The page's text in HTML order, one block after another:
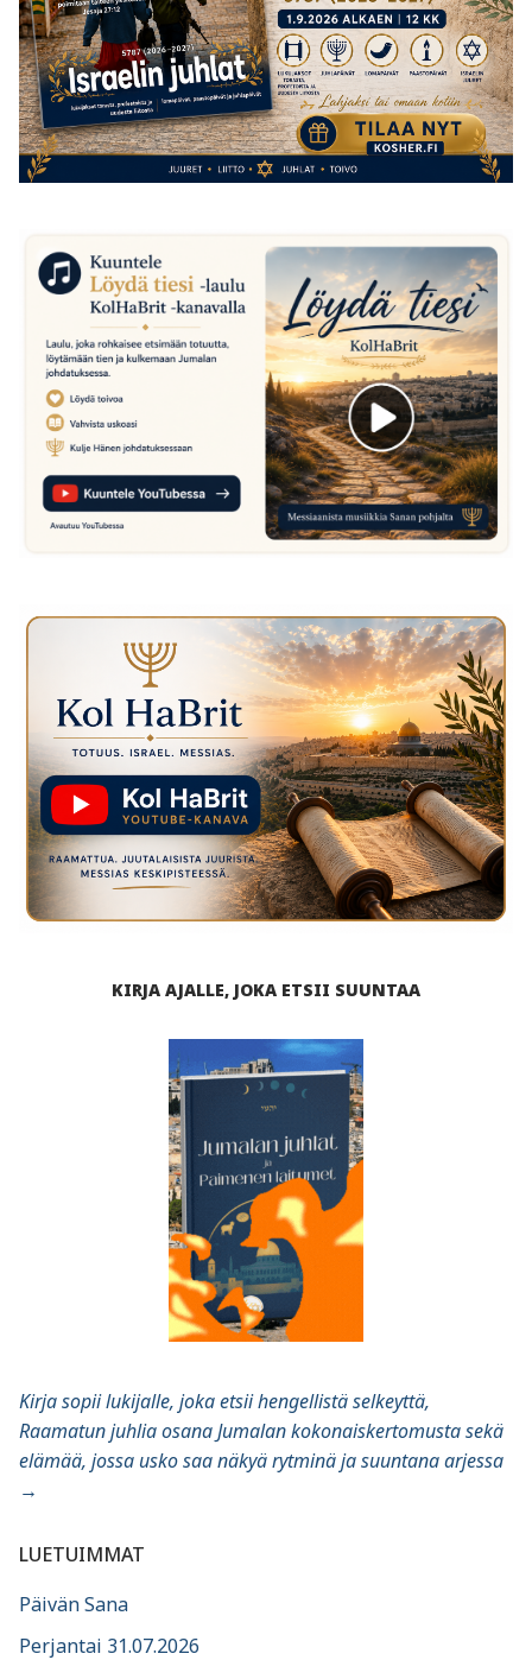
KIRJA AJALLE, JOKA ETSII SUUNTAA
Kirja sopii lukijalle, joka etsii hengellistä selkeyttä,
Raamatun juhlia osana Jumalan kokonaiskertomusta sekä
elämää, jossa usko saa näkyä rytminä ja suuntana arjessa
→
LUETUIMMAT
Päivän Sana
Perjantai 31.07.2026